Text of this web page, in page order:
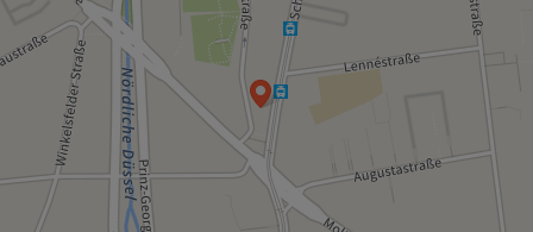
Massage Haarentfernung
Portfolio